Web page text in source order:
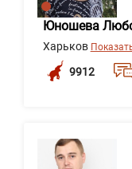
Юношева
Харьков
9912